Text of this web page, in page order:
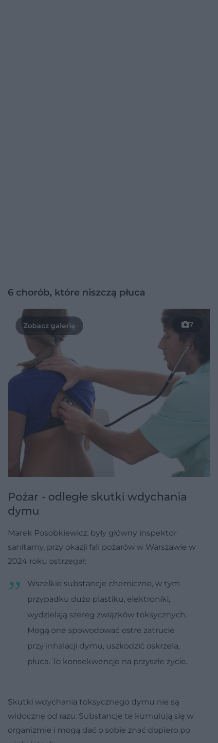
6 chorób, które niszczą płuca
7
Pożar - odległe skutki wdychania
dymu
Marek Posobkiewicz, były główny inspektor
sanitarny, przy okazji fali pożarów w Warszawie w
2024 roku ostrzegał:
Wszelkie substancje chemiczne, w tym
przypadku dużo plastiku, elektroniki,
wydzielają szereg związków toksycznych.
Mogą one spowodować ostre zatrucie
przy inhalacji dymu, uszkodzić oskrzela,
płuca. To konsekwencje na przyszłe życie.
Skutki wdychania toksycznego dymu nie są
widoczne od razu. Substancje te kumulują się w
organizmie i mogą dać o sobie znać dopiero po